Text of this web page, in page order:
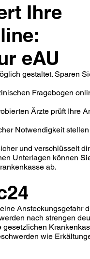
Ihre
eAU
gestaltet. Sparen
Fragebogen
Ärzte prüft Ihre
Notwendigkeit
und verschlüsselt
Unterlagen können
ab.
Ansteckungsgefahr
nach strengen
wie